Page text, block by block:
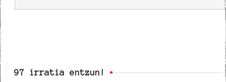
97 irratia entzun!